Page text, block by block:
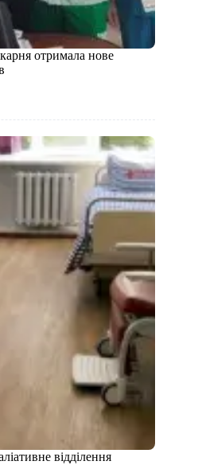
отримала нове
відділення